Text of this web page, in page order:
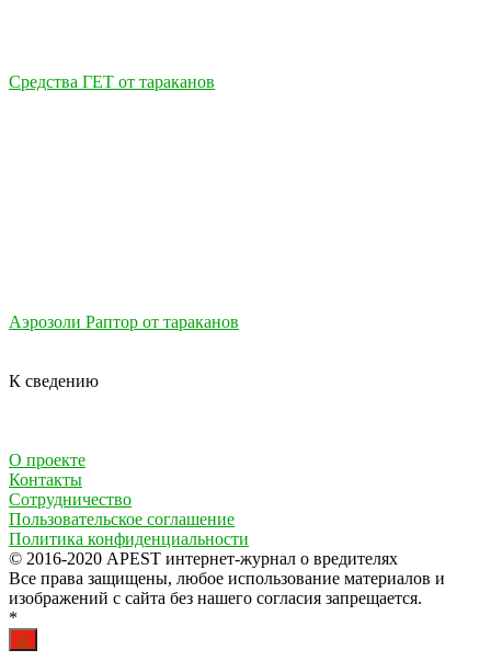
Средства ГЕТ от тараканов
Аэрозоли Раптор от тараканов
К сведению
О проекте
Контакты
Сотрудничество
Пользовательское соглашение
Политика конфиденциальности
© 2016-2020 APEST интернет-журнал о вредителях
Все права защищены, любое использование материалов и
изображений с сайта без нашего согласия запрещается.
*